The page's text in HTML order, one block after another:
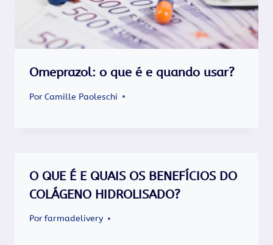
Omeprazol: o que é e quando usar?
PorCamille Paoleschi
O QUE É E QUAIS OS BENEFÍCIOS DO
COLÁGENO HIDROLISADO?
Porfarmadelivery